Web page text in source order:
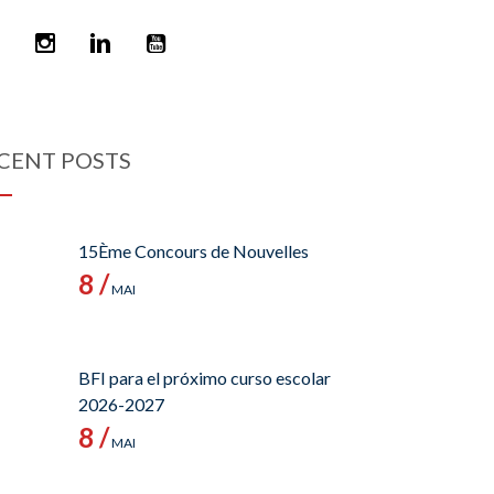
POSTS
15Ème Concours de Nouvelles
8 /MAI
BFI para el próximo curso escolar
2026-2027
8 /MAI